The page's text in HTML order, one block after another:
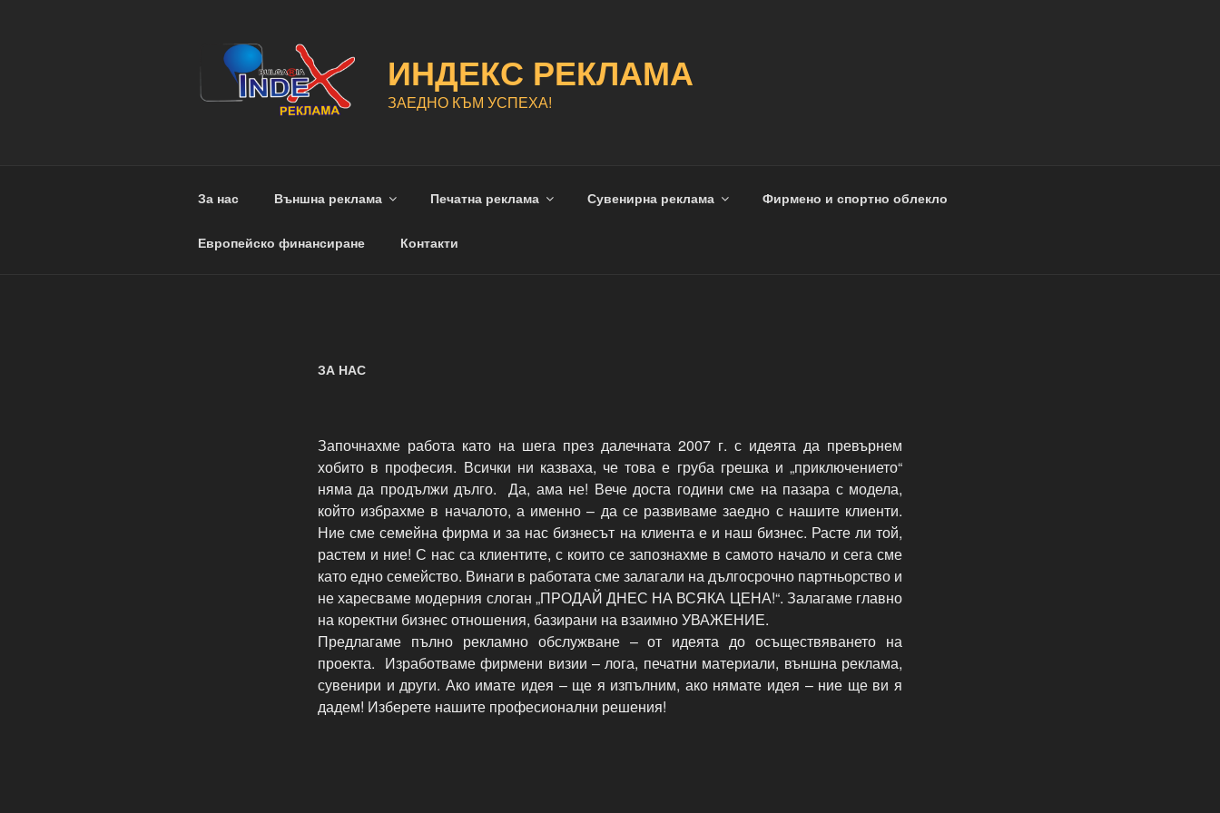
ИНДЕКС РЕКЛАМА
ЗАЕДНО КЪМ УСПЕХА!
За нас Външна реклама Печатна реклама Сувенирна реклама Фирмено и спортно облекло
Европейско финансиране Контакти
ЗА НАС
Започнахме работа като на шега през далечната 2007 г. с идеята да превърнем
хобито в професия. Всички ни казваха, че това е груба грешка и „приключението“
няма да продължи дълго. Да, ама не! Вече доста години сме на пазара с модела,
който избрахме в началото, а именно – да се развиваме заедно с нашите клиенти.
Ние сме семейна фирма и за нас бизнесът на клиента е и наш бизнес. Расте ли той,
растем и ние! С нас са клиентите, с които се запознахме в самото начало и сега сме
като едно семейство. Винаги в работата сме залагали на дългосрочно партньорство и
не харесваме модерния слоган „ПРОДАЙ ДНЕС НА ВСЯКА ЦЕНА!“. Залагаме главно
на коректни бизнес отношения, базирани на взаимно УВАЖЕНИЕ.
Предлагаме пълно рекламно обслужване – от идеята до осъществяването на
проекта. Изработваме фирмени визии – лога, печатни материали, външна реклама,
сувенири и други. Ако имате идея – ще я изпълним, ако нямате идея – ние ще ви я
дадем! Изберете нашите професионални решения!